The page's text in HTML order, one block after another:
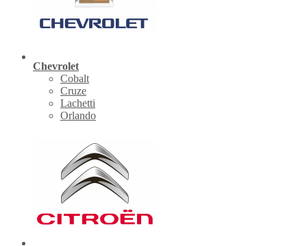
Chevrolet
Cobalt
Cruze
Lachetti
Orlando